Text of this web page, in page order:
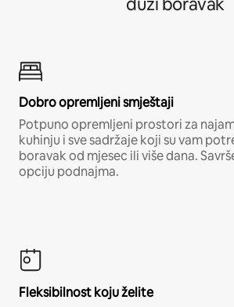
Dobro opremljeni smještaji
Potpuno opremljeni prostori za
kuhinju i sve sadržaje koji su vam
boravak od mjesec ili više dana.
opciju podnajma.
Fleksibilnost koju želite